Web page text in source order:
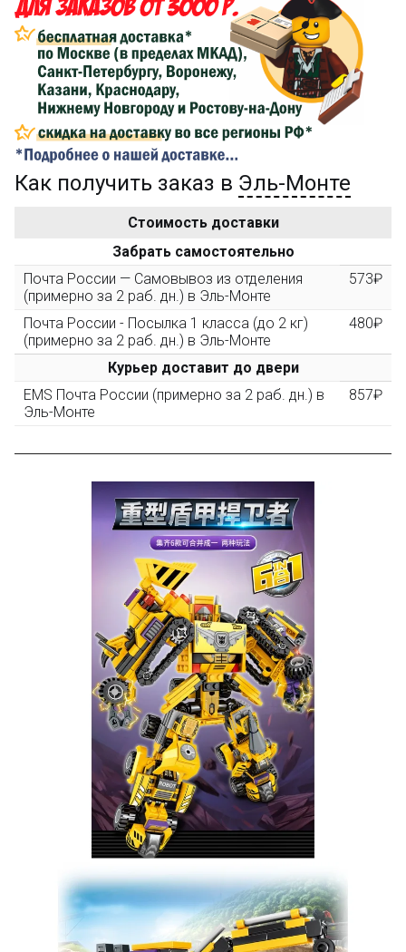
Сделайте заказ на сумму не менее 3 000₽, оплатите
его на карту Сбербанка и получите 150₽ на
компенсацию доставки.
...на следующий заказ
Золотая скидка
персональная
10%
3000 рублей, Вы получите постоянную скидку на все
повторные заказы - 10%
Скидка за обзор
(фото сборки) до 10%
Пришлите фото поэтапной сборки купленного
конструктора и получите дополнительную скидку
10% при покупке следующего набора (не дороже 10
Скидка за отзыв
на нашем сайте до 100₽
Оставьте отзыв (не менее 50 символов) о товаре на
нашем сайте и получите купон на скидку 50₽ за
текстовый отзыв или 100₽ за отзыв с фото.
Скидка за отзыв
на Яндекс.Маркете 150₽
Оставьте отзыв (не менее 50 символов) о товаре
через системуЯндекс.Маркетс обязательным
указанием номера и даты заказа в нашем магазине
и получите купон на скидку 150₽
...уже сейчас
Участвуйте в конкурсах и розыгрышах в нашей
и выигрывайте отличные призы!
Подробные условия всех акций и бонусов...
Как получить заказ в Эль-Монте
Стоимость доставки
Забрать самостоятельно
Почта России — Самовывоз из отделения
(примерно за 2 раб. дн.) в Эль-Монте
573₽
Почта России - Посылка 1 класса (до 2 кг)
(примерно за 2 раб. дн.) в Эль-Монте
480₽
Курьер доставит до двери
EMS Почта России (примерно за 2 раб. дн.) в
Эль-Монте
857₽